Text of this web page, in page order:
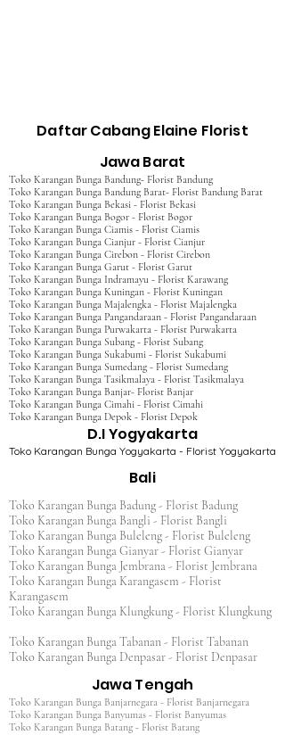
Daftar Cabang Elaine Florist
Jawa Barat
Toko Karangan Bunga Bandung- Florist Bandung
Toko Karangan Bunga Bandung Barat- Florist Bandung Barat
Toko Karangan Bunga Bekasi - Florist Bekasi
Toko Karangan Bunga Bogor - Florist Bogor
Toko Karangan Bunga Ciamis - Florist Ciamis
Toko Karangan Bunga Cianjur - Florist Cianjur
Toko Karangan Bunga Cirebon - Florist Cirebon
Toko Karangan Bunga Garut - Florist Garut
Toko Karangan Bunga Indramayu - Florist Karawang
Toko Karangan Bunga Kuningan - Florist Kuningan
Toko Karangan Bunga Majalengka - Florist Majalengka
Toko Karangan Bunga Pangandaraan - Florist Pangandaraan
Toko Karangan Bunga Purwakarta - Florist Purwakarta
Toko Karangan Bunga Subang - Florist Subang
Toko Karangan Bunga Sukabumi - Florist Sukabumi
Toko Karangan Bunga Sumedang - Florist Sumedang
Toko Karangan Bunga Tasikmalaya - Florist Tasikmalaya
Toko Karangan Bunga Banjar- Florist Banjar
Toko Karangan Bunga Cimahi - Florist Cimahi
Toko Karangan Bunga Depok - Florist Depok
D.I Yogyakarta
Toko Karangan Bunga Yogyakarta - Florist Yogyakarta
Bali
Toko Karangan Bunga Badung - Florist Badung
Toko Karangan Bunga Bangli - Florist Bangli
Toko Karangan Bunga Buleleng - Florist Buleleng
Toko Karangan Bunga Gianyar - Florist Gianyar
Toko Karangan Bunga Jembrana - Florist Jembrana
Toko Karangan Bunga Karangasem - Florist
Karangasem
Toko Karangan Bunga Klungkung - Florist Klungkung
Toko Karangan Bunga Tabanan - Florist Tabanan
Toko Karangan Bunga Denpasar - Florist Denpasar
Jawa Tengah
Toko Karangan Bunga Banjarnegara - Florist Banjarnegara
Toko Karangan Bunga Banyumas - Florist Banyumas
Toko Karangan Bunga Batang - Florist Batang